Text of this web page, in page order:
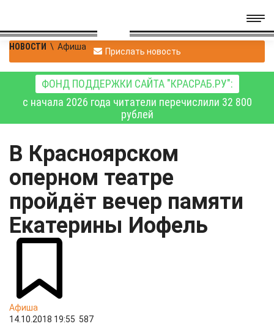
НОВОСТИ \ Афиша Прислать новость
ФОНД ПОДДЕРЖКИ САЙТА "КРАСРАБ.РУ":
с начала 2026 года читатели перечислили 32 800
рублей
В Красноярском
оперном театре
пройдёт вечер памяти
Екатерины Иофель
Афиша
14.10.2018 19:55 587